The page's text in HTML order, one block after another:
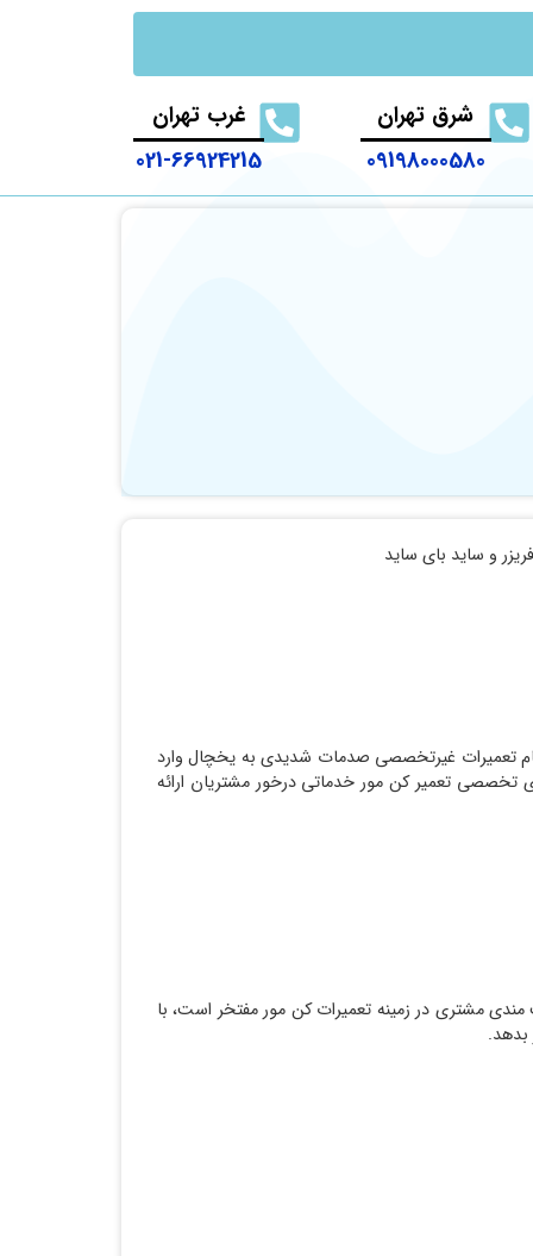
شرق تهران
09198000580
غرب تهران
021-66924215
و ساید بای ساید
تعمیرات غیرتخصصی صدمات شدیدی به یخچال وارد
تخصصی تعمیر کن مور خدماتی درخور مشتریان ارائه
مشتری در زمینه تعمیرات کن مور مفتخر است، با
بدهد.